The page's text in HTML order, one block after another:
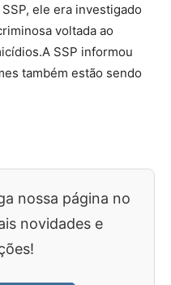
ele era investigado
voltada ao
SSP informou
também estão sendo
nossa página no
novidades e